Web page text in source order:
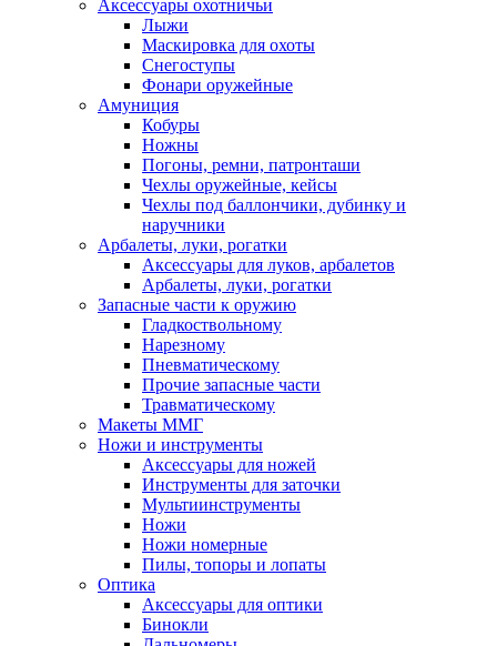
Аксессуары охотничьи
Лыжи
Маскировка для охоты
Снегоступы
Фонари оружейные
Амуниция
Кобуры
Ножны
Погоны, ремни, патронташи
Чехлы оружейные, кейсы
Чехлы под баллончики, дубинку и
наручники
Арбалеты, луки, рогатки
Аксессуары для луков, арбалетов
Арбалеты, луки, рогатки
Запасные части к оружию
Гладкоствольному
Нарезному
Пневматическому
Прочие запасные части
Травматическому
Макеты ММГ
Ножи и инструменты
Аксессуары для ножей
Инструменты для заточки
Мультиинструменты
Ножи
Ножи номерные
Пилы, топоры и лопаты
Оптика
Аксессуары для оптики
Бинокли